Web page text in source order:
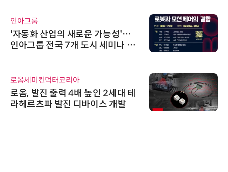
인아그룹
'자동화 산업의 새로운 가능성'…
인아그룹 전국 7개 도시 세미나 페
로옴세미컨덕터코리아
로옴, 발진 출력 4배 높인 2세대 테
라헤르츠파 발진 디바이스 개발